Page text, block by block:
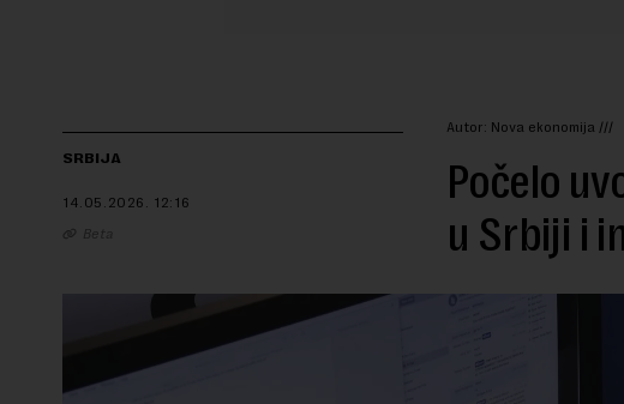
SRBIJA
14.05.2026. 12:16
Beta
Autor: Nova ekonomija ///
Počelo
u Srbiji i